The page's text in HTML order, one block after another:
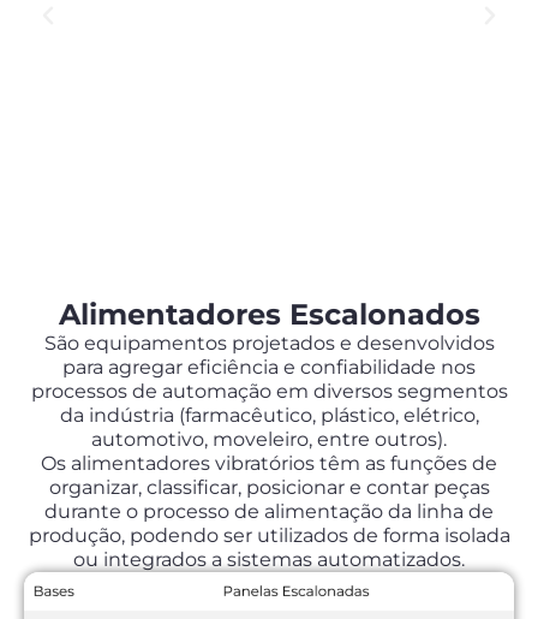
Alimentadores Escalonados
São equipamentos projetados e desenvolvidos
para agregar eficiência e confiabilidade nos
processos de automação em diversos segmentos
da indústria (farmacêutico, plástico, elétrico,
automotivo, moveleiro, entre outros).
Os alimentadores vibratórios têm as funções de
organizar, classificar, posicionar e contar peças
durante o processo de alimentação da linha de
produção, podendo ser utilizados de forma isolada
ou integrados a sistemas automatizados.